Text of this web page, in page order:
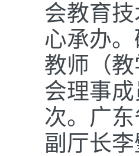
会教育
心承办
教师（
会理事
次。广
副厅长